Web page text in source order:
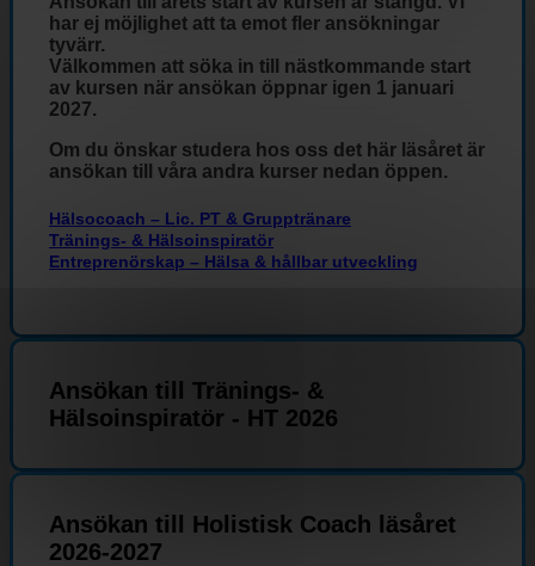
har ej möjlighet att ta emot fler ansökningar
tyvärr.
Välkommen att söka in till nästkommande start
av kursen när ansökan öppnar igen 1 januari
2027.
Om du önskar studera hos oss det här läsåret är
ansökan till våra andra kurser nedan öppen.
Hälsocoach – Lic. PT & Grupptränare
Tränings- & Hälsoinspiratör
Entreprenörskap – Hälsa & hållbar utveckling
Ansökan till Tränings- &
Hälsoinspiratör - HT 2026
Ansökan till Holistisk Coach läsåret
2026-2027